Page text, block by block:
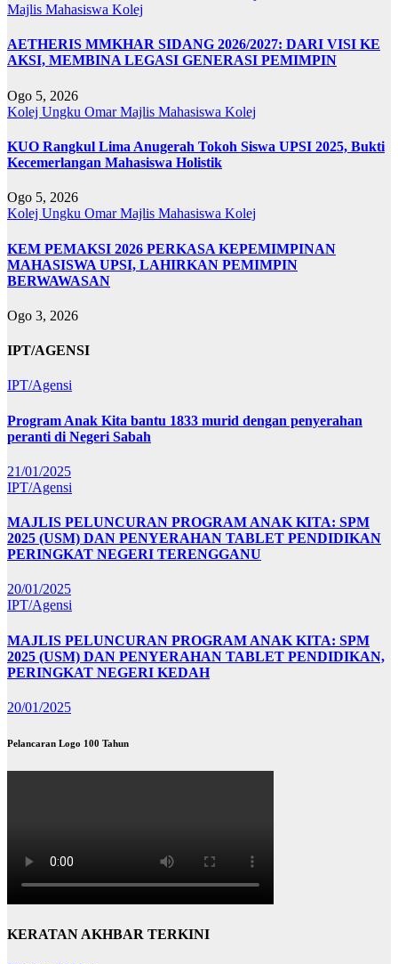
Majlis Mahasiswa Kolej
AETHERIS MMKHAR SIDANG 2026/2027: DARI VISI KE
AKSI, MEMBINA LEGASI GENERASI PEMIMPIN
Ogo 5, 2026
Kolej Ungku OmarMajlis Mahasiswa Kolej
KUO Rangkul Lima Anugerah Tokoh Siswa UPSI 2025, Bukti
Kecemerlangan Mahasiswa Holistik
Ogo 5, 2026
Kolej Ungku OmarMajlis Mahasiswa Kolej
KEM PEMAKSI 2026 PERKASA KEPEMIMPINAN
MAHASISWA UPSI, LAHIRKAN PEMIMPIN
BERWAWASAN
Ogo 3, 2026
IPT/AGENSI
IPT/Agensi
Program Anak Kita bantu 1833 murid dengan penyerahan
peranti di Negeri Sabah
21/01/2025
IPT/Agensi
MAJLIS PELUNCURAN PROGRAM ANAK KITA: SPM
2025 (USM) DAN PENYERAHAN TABLET PENDIDIKAN
PERINGKAT NEGERI TERENGGANU
20/01/2025
IPT/Agensi
MAJLIS PELUNCURAN PROGRAM ANAK KITA: SPM
2025 (USM) DAN PENYERAHAN TABLET PENDIDIKAN,
PERINGKAT NEGERI KEDAH
20/01/2025
Pelancaran Logo 100 Tahun
KERATAN AKHBAR TERKINI